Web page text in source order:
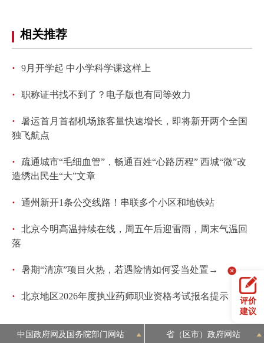
相关推荐
· 9月开学起 中小学科学课这样上
· 职称证书找不到了？电子版也有同等效力
·
暑运首月首都机场旅客量快速增长，即将新开两个全国
独飞航点
·
疏通城市“毛细血管”，畅通百姓“心路历程” 西城“微”改
造绣出民生“大”文章
· 通州新开1条公交线路！串联多个小区和地铁站
·
北京今明高温持续在线，周五午后迎雷雨，周末气温回
落
· 暑期“清凉”项目火热，若遇险情如何妥当处置→
· 北京地区2026年度执业药师职业资格考试报名提示
评价
建议
中国政府网及国务院部门网站 省（区市）政府网站